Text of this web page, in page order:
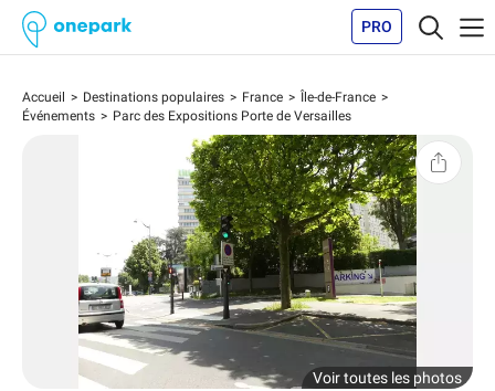
PRO
Accueil Destinations populaires France
Île-de-France
Événements
Parc des Expositions Porte de Versailles
Voir toutes les photos